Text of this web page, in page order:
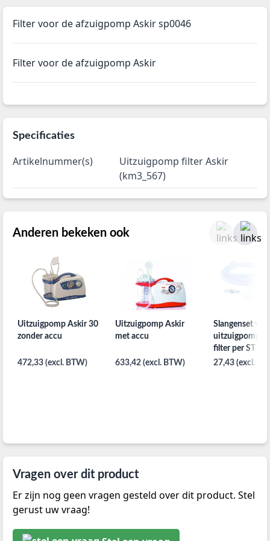
Filter voor de afzuigpomp Askir sp0046
Filter voor de afzuigpomp Askir
Specificaties
Artikelnummer(s)
Uitzuigpomp filter Askir
(km3_567)
Anderen bekeken ook
Uitzuigpomp Askir 30
zonder accu
472,33 (excl. BTW)
Uitzuigpomp Askir
met accu
633,42 (excl. BTW)
Slangenset
uitzuigpomp
filter per ST
27,43 (excl.
Vragen over dit product
Er zijn nog geen vragen gesteld over dit product. Stel
gerust uw vraag!